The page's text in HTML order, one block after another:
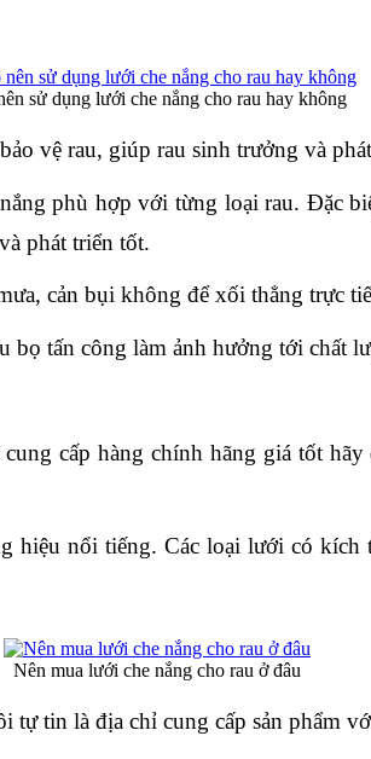
sử dụng lưới che nắng cho rau hay không
vệ rau, giúp rau sinh trưởng và
phù hợp với từng loại rau. Đặc
phát triển tốt.
cản bụi không để xối thẳng trực
bọ tấn công làm ảnh hưởng tới chất
cấp hàng chính hãng giá tốt
hiệu nổi tiếng. Các loại lưới có
Nên mua lưới che nắng cho rau ở đâu
tin là địa chỉ cung cấp sản phẩm